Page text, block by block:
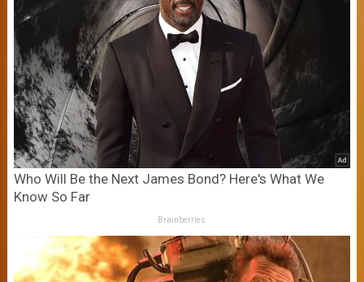
Who Will Be the Next James Bond? Here's What We
Know So Far
Brainberries